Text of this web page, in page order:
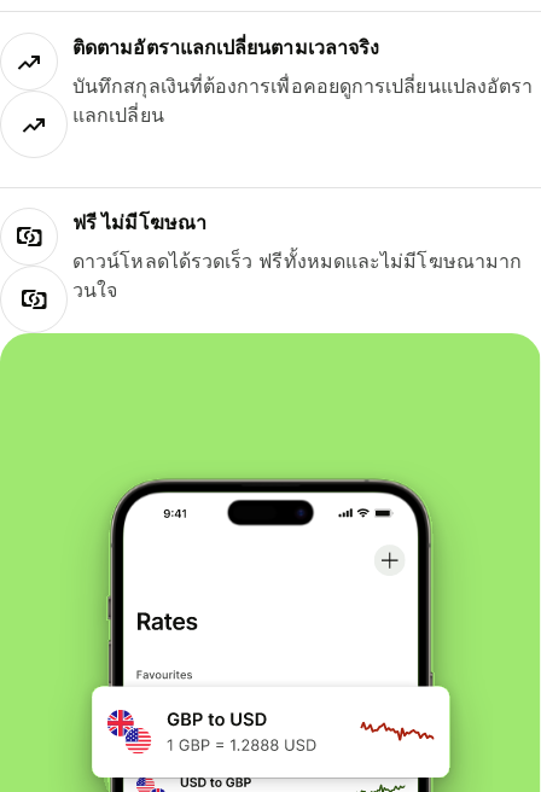
ติดตามอัตราแลกเปลี่ยนตามเวลาจริง
บันทึกสกุลเงินที่ต้องการเพื่อคอยดูการเปลี่ยนแปลงอัตรา
แลกเปลี่ยน
ฟรี ไม่มีโฆษณา
ดาวน์โหลดได้รวดเร็ว ฟรีทั้งหมดและไม่มีโฆษณามาก
วนใจ